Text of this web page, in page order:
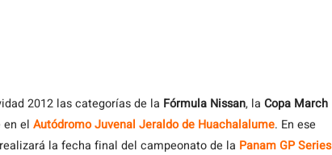
2012 las categorías de la Fórmula Nissan, la Copa March
en el Autódromo Juvenal Jeraldo de Huachalalume. En ese
la fecha final del campeonato de la Panam GP Series